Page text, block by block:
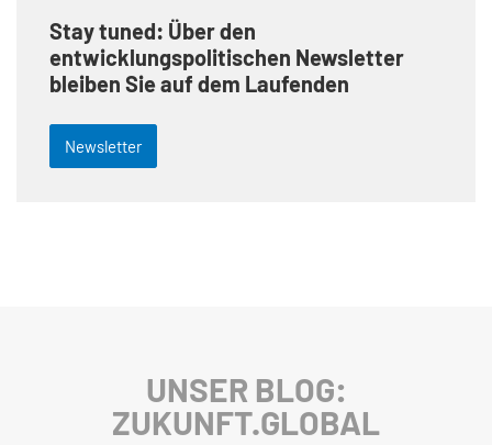
Stay tuned: Über den
entwicklungspolitischen Newsletter
bleiben Sie auf dem Laufenden
Newsletter
UNSER BLOG:
ZUKUNFT.GLOBAL